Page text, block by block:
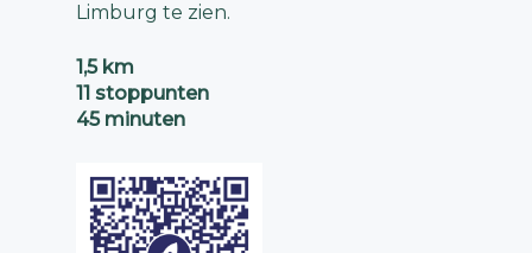
Limburg te zien.
1,5 km
11 stoppunten
45 minuten